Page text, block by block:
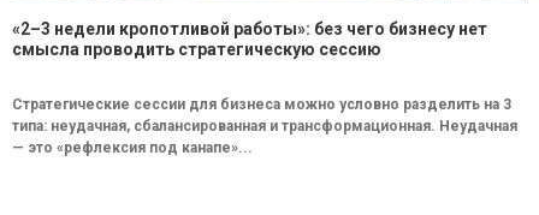
«2–3 недели кропотливой работы»: без чего бизнесу нет
смысла проводить стратегическую сессию
Стратегические сессии для бизнеса можно условно разделить на 3
типа: неудачная, сбалансированная и трансформационная. Неудачная
— это «рефлексия под канапе»...